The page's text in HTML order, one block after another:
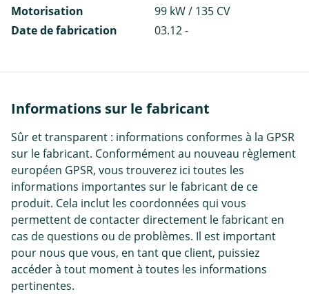
Motorisation
99 kW / 135 CV
Date de fabrication
03.12 -
Informations sur le fabricant
Sûr et transparent : informations conformes à la GPSR
sur le fabricant. Conformément au nouveau règlement
européen GPSR, vous trouverez ici toutes les
informations importantes sur le fabricant de ce
produit. Cela inclut les coordonnées qui vous
permettent de contacter directement le fabricant en
cas de questions ou de problèmes. Il est important
pour nous que vous, en tant que client, puissiez
accéder à tout moment à toutes les informations
pertinentes.